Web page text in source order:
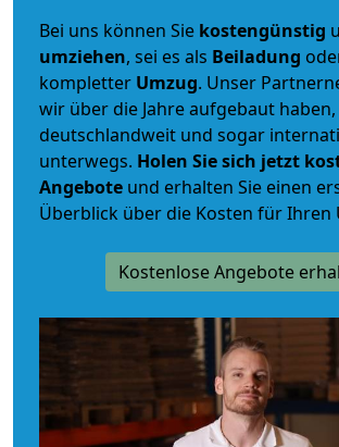
Bei uns können Sie kostengünstig
umziehen, sei es als Beiladung
kompletter Umzug. Unser
wir über die Jahre aufgebaut
deutschlandweit und sogar
unterwegs. Holen Sie sich jetzt
Angebote und erhalten Sie einen
Überblick über die Kosten für Ihren
Kostenlose Angebote